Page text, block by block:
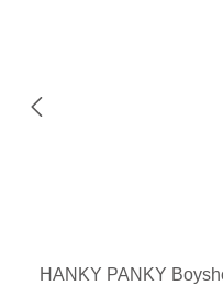
HANKY PANKY